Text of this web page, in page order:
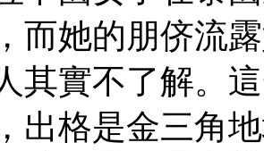
而她的朋侪流
其實不了解。
出格是金三角